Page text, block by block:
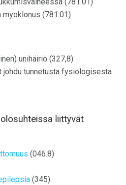
myoklonus (781.01)
unihäiriö (327,8)
johdu tunnetusta fysiologisesta
liittyvät
(046.8)
(345)